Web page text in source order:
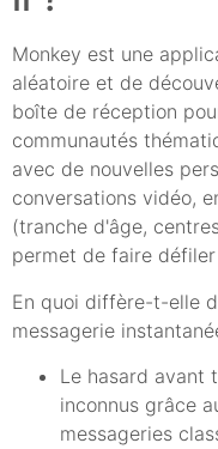
Monkey est une
aléatoire et de
boîte de réception
communautés
avec de nouvelles
conversations vidéo,
(tranche d'âge,
permet de faire
En quoi diffère-t-elle
messagerie
Le hasard avant
inconnus grâce
messageries